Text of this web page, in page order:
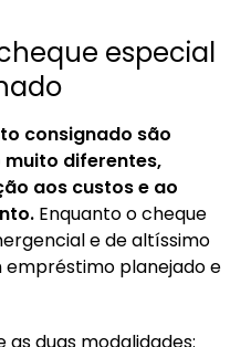
especial
consignado são
diferentes,
aos custos e ao
Enquanto o cheque
e de altíssimo
empréstimo planejado e